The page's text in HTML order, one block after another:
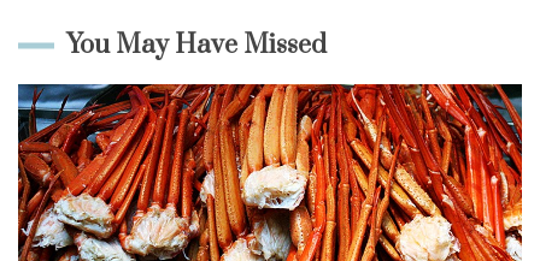
You May Have Missed